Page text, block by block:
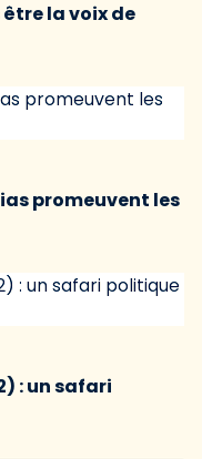
la voix de
promeuvent les
: un safari